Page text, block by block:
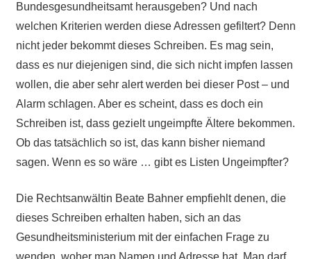
Bundesgesundheitsamt herausgeben? Und nach
welchen Kriterien werden diese Adressen gefiltert? Denn
nicht jeder bekommt dieses Schreiben. Es mag sein,
dass es nur diejenigen sind, die sich nicht impfen lassen
wollen, die aber sehr alert werden bei dieser Post – und
Alarm schlagen. Aber es scheint, dass es doch ein
Schreiben ist, dass gezielt ungeimpfte Ältere bekommen.
Ob das tatsächlich so ist, das kann bisher niemand
sagen. Wenn es so wäre … gibt es Listen Ungeimpfter?
Die Rechtsanwältin Beate Bahner empfiehlt denen, die
dieses Schreiben erhalten haben, sich an das
Gesundheitsministerium mit der einfachen Frage zu